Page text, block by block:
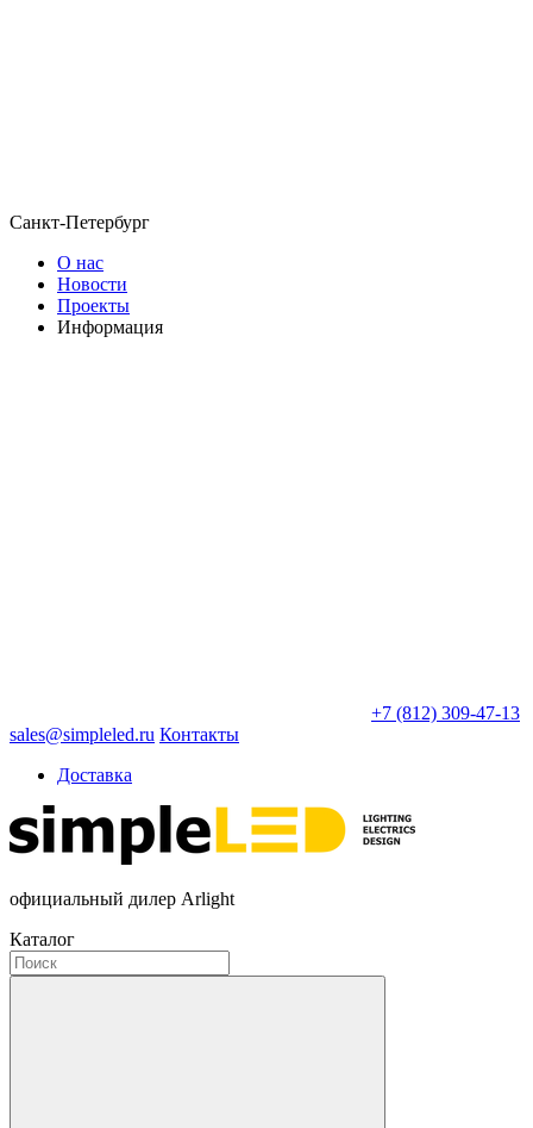
Санкт-Петербург
О нас
Новости
Проекты
Информация
+7 (812) 309-47-13
sales@simpleled.ru Контакты
Доставка
официальный дилер Arlight
Каталог